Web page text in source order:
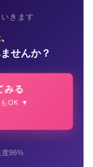
きます
、
せんか？
みる
OK ▼
度96%